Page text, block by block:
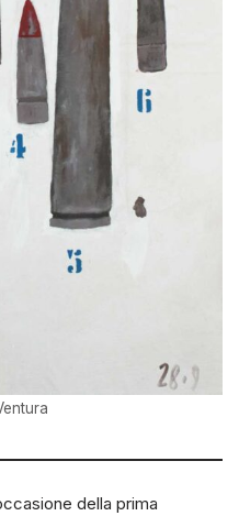
della prima